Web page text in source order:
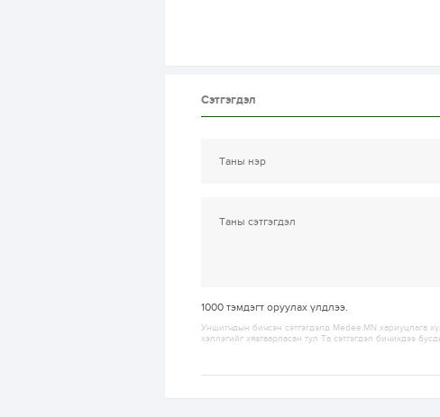
Сэтгэгдэл
1000 тэмдэгт оруулах үлдлээ.
Уншигчдын бичсэн сэтгэгдэлд Medee.MN хариуцлага
хэллэгийг хязгаарласан тул Та сэтгэгдэл бичихдээ